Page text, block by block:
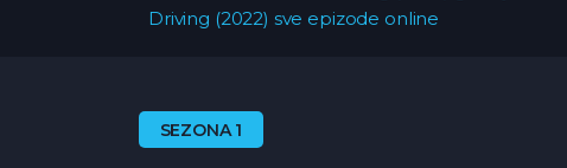
Driving (2022) sve epizode online
SEZONA 1